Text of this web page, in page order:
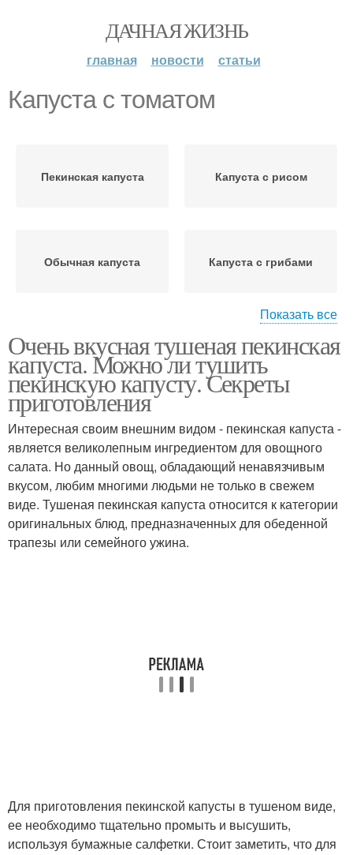
ДАЧНАЯ ЖИЗНЬ
главная новости статьи
Капуста с томатом
Пекинская капуста Капуста с рисом
Обычная капуста Капуста с грибами
капустой
Показать все
Очень вкусная тушеная пекинская
капуста. Можно ли тушить
пекинскую капусту. Секреты
приготовления
Интересная своим внешним видом - пекинская капуста -
является великолепным ингредиентом для овощного
салата. Но данный овощ, обладающий ненавязчивым
вкусом, любим многими людьми не только в свежем
виде. Тушеная пекинская капуста относится к категории
оригинальных блюд, предназначенных для обеденной
трапезы или семейного ужина.
Для приготовления пекинской капусты в тушеном виде,
ее необходимо тщательно промыть и высушить,
используя бумажные салфетки. Стоит заметить, что для